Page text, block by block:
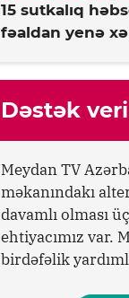
15 sutkalıq
fəaldan yenə
Dəstək
Meydan TV
məkanındakı
davamlı olması
ehtiyacımız var.
birdəfəlik